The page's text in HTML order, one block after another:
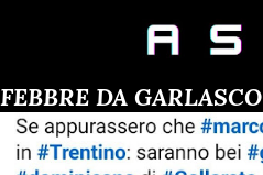
FEBBRE DA GARLASCO